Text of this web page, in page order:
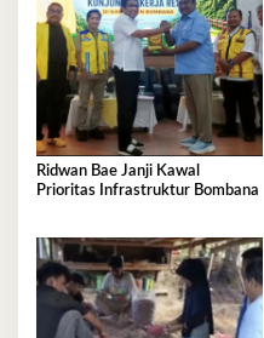
Ridwan Bae Janji Kawal
Prioritas Infrastruktur Bombana